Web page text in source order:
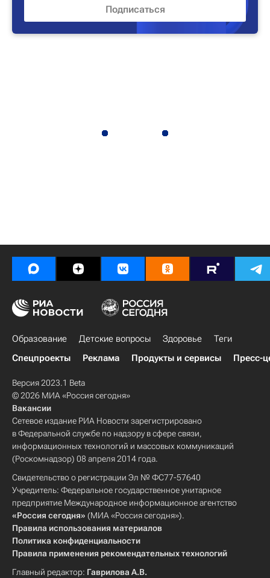
Образование Детские вопросы Здоровье
Теги
Спецпроекты
Реклама Продукты и сервисы Пресс-
Версия 2023.1 Beta
© 2026 МИА «Россия сегодня»
Вакансии
Сетевое издание РИА Новости зарегистрировано
в Федеральной службе по надзору в сфере связи,
информационных технологий и массовых коммуникаций
(Роскомнадзор) 08 апреля 2014 года.
Свидетельство о регистрации Эл № ФС77-57640
Учредитель: Федеральное государственное унитарное
предприятие Международное информационное агентство
«Россия сегодня» (МИА «Россия сегодня»).
Правила использования материалов
Политика конфиденциальности
Правила применения рекомендательных технологий
Главный редактор: Гаврилова А.В.